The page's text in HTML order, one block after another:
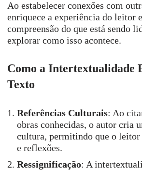
Ao estabelecer conexões com
enriquece a experiência do leitor
compreensão do que está sendo
explorar como isso acontece.
Como a Intertextualidade
Texto
Referências Culturais: Ao
obras conhecidas, o autor cria
cultura, permitindo que o leitor
e reflexões.
Ressignificação: A